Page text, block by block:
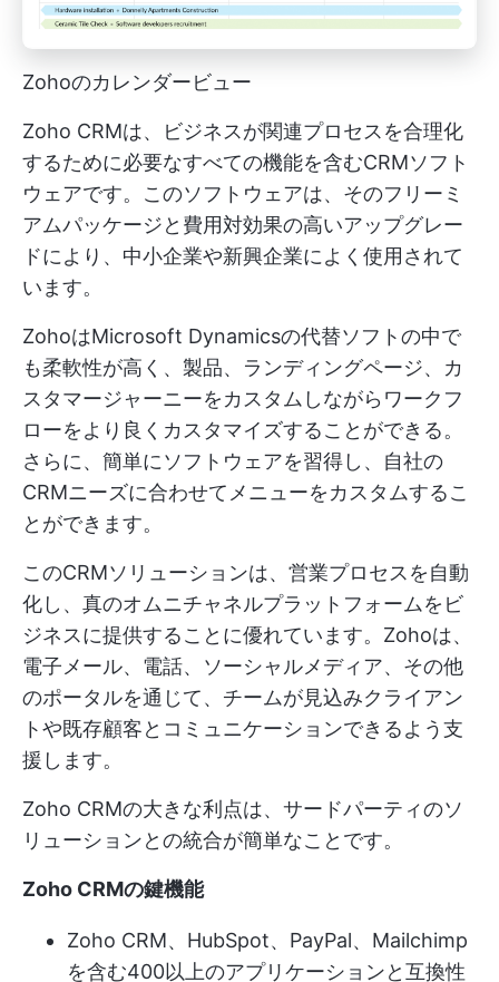
Zohoのカレンダービュー
Zoho CRMは、ビジネスが関連プロセスを合理化
するために必要なすべての機能を含むCRMソフト
ウェアです。このソフトウェアは、そのフリーミ
アムパッケージと費用対効果の高いアップグレー
ドにより、中小企業や新興企業によく使用されて
います。
ZohoはMicrosoft Dynamicsの代替ソフトの中で
も柔軟性が高く、製品、ランディングページ、カ
スタマージャーニーをカスタムしながらワークフ
ローをより良くカスタマイズすることができる。
さらに、簡単にソフトウェアを習得し、自社の
CRMニーズに合わせてメニューをカスタムするこ
とができます。
このCRMソリューションは、営業プロセスを自動
化し、真のオムニチャネルプラットフォームをビ
ジネスに提供することに優れています。Zohoは、
電子メール、電話、ソーシャルメディア、その他
のポータルを通じて、チームが見込みクライアン
トや既存顧客とコミュニケーションできるよう支
援します。
Zoho CRMの大きな利点は、サードパーティのソ
リューションとの統合が簡単なことです。
Zoho CRMの鍵機能
Zoho CRM、HubSpot、PayPal、Mailchimp
を含む400以上のアプリケーションと互換性